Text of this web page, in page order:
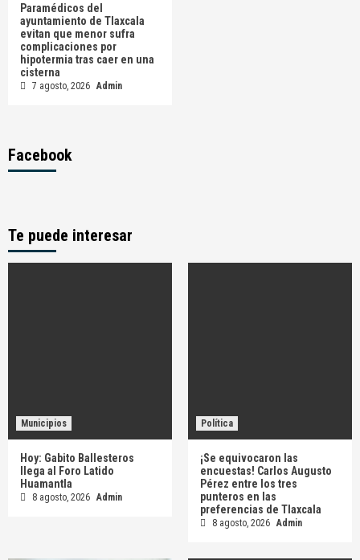
Paramédicos del
ayuntamiento de Tlaxcala
evitan que menor sufra
complicaciones por
hipotermia tras caer en una
cisterna
7 agosto, 2026 Admin
Facebook
Te puede interesar
Municipios
Hoy: Gabito Ballesteros
llega al Foro Latido
Huamantla
8 agosto, 2026 Admin
Política
¡Se equivocaron las
encuestas! Carlos Augusto
Pérez entre los tres
punteros en las
preferencias de Tlaxcala
8 agosto, 2026 Admin